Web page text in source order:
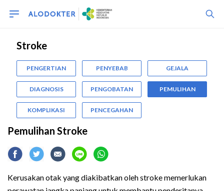
Stroke
PENGERTIAN PENYEBAB GEJALA
DIAGNOSIS PENGOBATAN PEMULIHAN
KOMPLIKASI PENCEGAHAN
Pemulihan Stroke
Kerusakan otak yang diakibatkan oleh stroke memerlukan